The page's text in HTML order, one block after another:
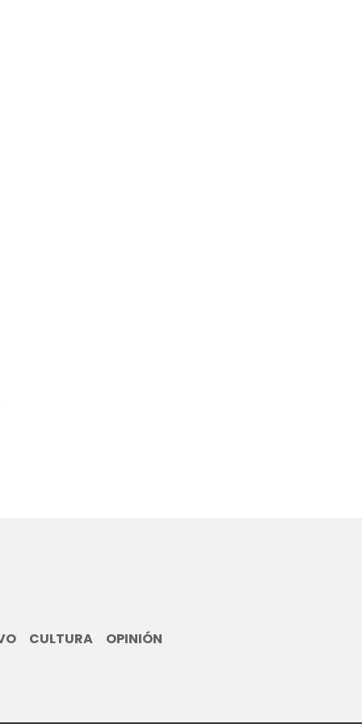
CULTURA OPINIÓN